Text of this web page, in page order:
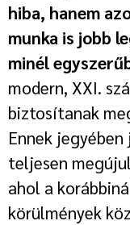
hiba, hanem
munka is jobb
minél
modern, XXI.
biztosítanak
Ennek
teljesen
ahol a
körülmények